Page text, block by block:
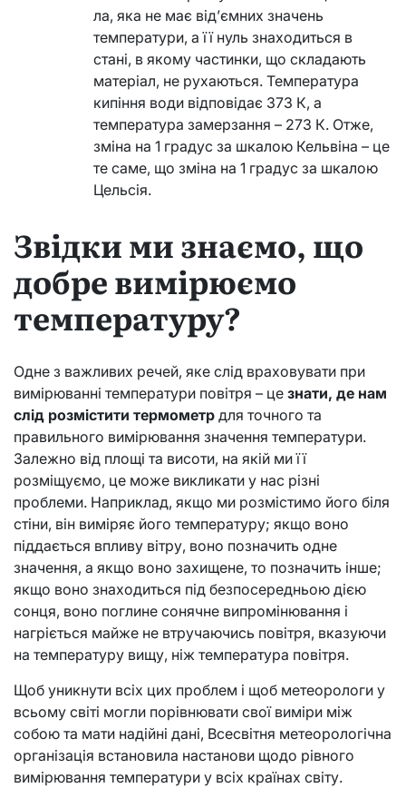
ла, яка не має від’ємних значень
температури, а її нуль знаходиться в
стані, в якому частинки, що складають
матеріал, не рухаються. Температура
кипіння води відповідає 373 К, а
температура замерзання – 273 К. Отже,
зміна на 1 градус за шкалою Кельвіна – це
те саме, що зміна на 1 градус за шкалою
Цельсія.
Звідки ми знаємо, що
добре вимірюємо
температуру?
Одне з важливих речей, яке слід враховувати при
вимірюванні температури повітря – це знати, де нам
слід розмістити термометр для точного та
правильного вимірювання значення температури.
Залежно від площі та висоти, на якій ми її
розміщуємо, це може викликати у нас різні
проблеми. Наприклад, якщо ми розмістимо його біля
стіни, він виміряє його температуру; якщо воно
піддається впливу вітру, воно позначить одне
значення, а якщо воно захищене, то позначить інше;
якщо воно знаходиться під безпосередньою дією
сонця, воно поглине сонячне випромінювання і
нагріється майже не втручаючись повітря, вказуючи
на температуру вищу, ніж температура повітря.
Щоб уникнути всіх цих проблем і щоб метеорологи у
всьому світі могли порівнювати свої виміри між
собою та мати надійні дані, Всесвітня метеорологічна
організація встановила настанови щодо рівного
вимірювання температури у всіх країнах світу.